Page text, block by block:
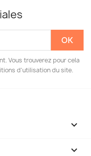
Vous trouverez pour cela
d'utilisation du site.

